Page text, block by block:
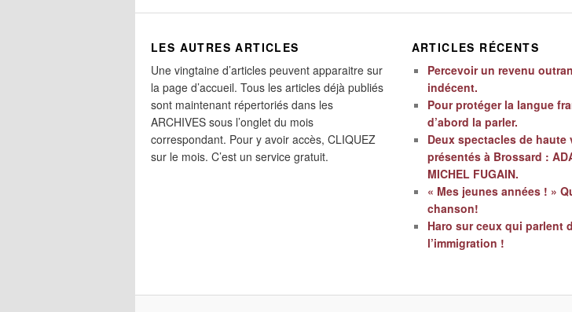
LES AUTRES ARTICLES
Une vingtaine d’articles peuvent apparaitre sur
la page d’accueil. Tous les articles déjà publiés
sont maintenant répertoriés dans les
ARCHIVES sous l’onglet du mois
correspondant. Pour y avoir accès, CLIQUEZ
sur le mois. C’est un service gratuit.
ARTICLES RÉCENTS
Percevoir un revenu
indécent.
Pour protéger la langue
d’abord la parler.
Deux spectacles de haute
présentés à Brossard :
MICHEL FUGAIN.
« Mes jeunes années ! »
chanson!
Haro sur ceux qui parlent
l’immigration !